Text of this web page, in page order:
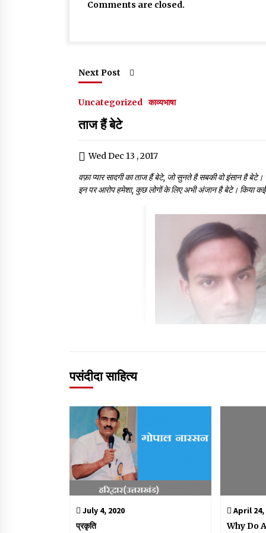
Comments are closed.
Next Post
Uncategorized काव्यभाषा
ताज हैं बेटे
Wed Dec 13 , 2017
वफ़ा प्यार सादगी का ताज हैं बेटे, जो सुनते है सबकी वो इंसान है
इन पर आरोप हमेशा, कुछ लोगों के लिए अभी अंजान है बेटे। किया
पसंदीदा साहित्य
July 4, 2020
प्रकृति
April 24,
Why Do